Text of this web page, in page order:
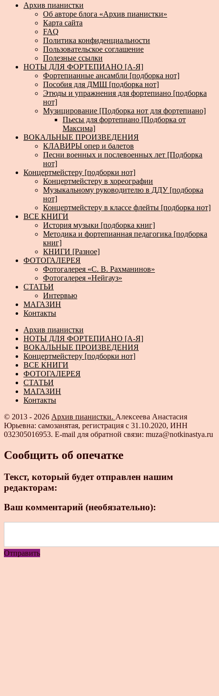
Архив пианистки
Об авторе блога «Архив пианистки»
Карта сайта
FAQ
Политика конфиденциальности
Пользовательское соглашение
Полезные ссылки
НОТЫ ДЛЯ ФОРТЕПИАНО [А-Я]
Фортепианные ансамбли [подборка нот]
Пособия для ДМШ [подборка нот]
Этюды и упражнения для фортепиано [подборка
нот]
Музицирование [Подборка нот для фортепиано]
Пьесы для фортепиано [Подборка от
Максима]
ВОКАЛЬНЫЕ ПРОИЗВЕДЕНИЯ
КЛАВИРЫ опер и балетов
Песни военных и послевоенных лет [Подборка
нот]
Концертмейстеру [подборки нот]
Концертмейстеру в хореографии
Музыкальному руководителю в ДДУ [подборка
нот]
Концертмейстеру в классе флейты [подборка нот]
ВСЕ КНИГИ
История музыки [подборка книг]
Методика и фортепианная педагогика [подборка
книг]
КНИГИ [Разное]
ФОТОГАЛЕРЕЯ
Фотогалерея «С. В. Рахманинов»
Фотогалерея «Нейгауз»
СТАТЬИ
Интервью
МАГАЗИН
Контакты
Архив пианистки
НОТЫ ДЛЯ ФОРТЕПИАНО [А-Я]
ВОКАЛЬНЫЕ ПРОИЗВЕДЕНИЯ
Концертмейстеру [подборки нот]
ВСЕ КНИГИ
ФОТОГАЛЕРЕЯ
СТАТЬИ
МАГАЗИН
Контакты
© 2013 - 2026 Архив пианистки. Алексеева Анастасия
Юрьевна: самозанятая, регистрация с 31.10.2020, ИНН
032305016953. E-mail для обратной связи: muza@notkinastya.ru
Сообщить об опечатке
Текст, который будет отправлен нашим
редакторам:
Ваш комментарий (необязательно):
Отправить